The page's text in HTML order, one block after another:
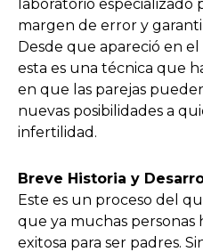
laboratorio
margen de error y
Desde que apareció en
esta es una técnica que
en que las parejas
nuevas posibilidades a
infertilidad.
Breve Historia y
Este es un proceso del
que ya muchas
exitosa para ser padres.